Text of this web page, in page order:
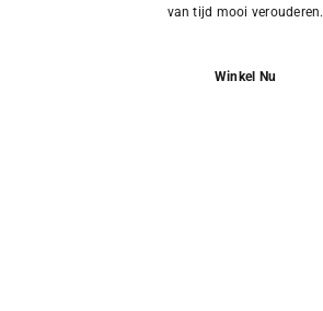
van tijd mooi verouderen.
Winkel Nu